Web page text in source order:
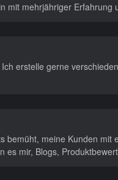
mit mehrjähriger Erfahrung
erstelle gerne
bemüht, meine Kunden mit
es mir, Blogs,